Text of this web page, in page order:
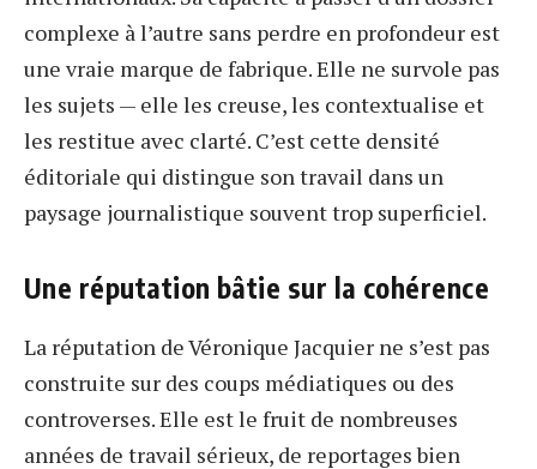
complexe à l’autre sans perdre en profondeur est
une vraie marque de fabrique. Elle ne survole pas
les sujets — elle les creuse, les contextualise et
les restitue avec clarté. C’est cette densité
éditoriale qui distingue son travail dans un
paysage journalistique souvent trop superficiel.
Une réputation bâtie sur la cohérence
La réputation de Véronique Jacquier ne s’est pas
construite sur des coups médiatiques ou des
controverses. Elle est le fruit de nombreuses
années de travail sérieux, de reportages bien